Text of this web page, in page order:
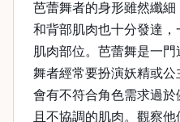
芭蕾舞者的身形雖然纖
和背部肌肉也十分發達
肌肉部位。芭蕾舞是一
舞者經常要扮演妖精或
會有不符合角色需求過
且不協調的肌肉。觀察